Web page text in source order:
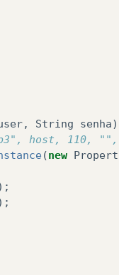
, String senha)
host, 110,
(new